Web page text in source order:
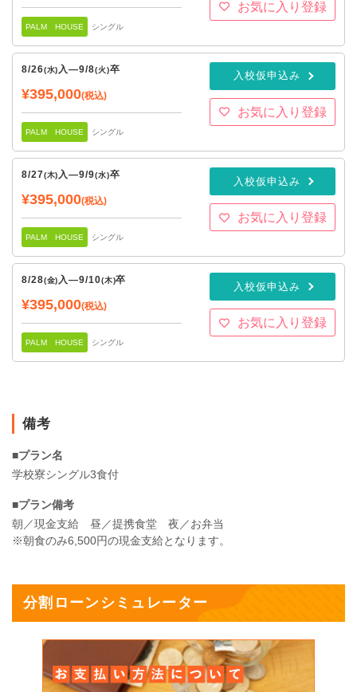
PALM HOUSE シングル
お気に入り登録
8/26(水) 入—9/8(火)卒
¥395,000(税込)
PALM HOUSE シングル
入校仮申込み
お気に入り登録
8/27(木)入—9/9(水)卒
¥395,000(税込)
PALM HOUSE シングル
入校仮申込み
お気に入り登録
8/28(金)入—9/10(木)卒
¥395,000(税込)
PALM HOUSE シングル
入校仮申込み
お気に入り登録
備考
■プラン名
学校寮シングル3食付
■プラン備考
朝／現金支給 昼／提携食堂 夜／お弁当
※朝食のみ6,500円の現金支給となります。
分割ローンシミュレーター